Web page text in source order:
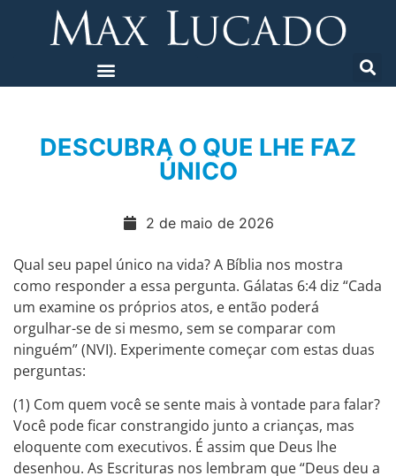
DESCUBRA O QUE LHE FAZ
ÚNICO
2 de maio de 2026
Qual seu papel único na vida? A Bíblia nos mostra
como responder a essa pergunta. Gálatas 6:4 diz “Cada
um examine os próprios atos, e então poderá
orgulhar-se de si mesmo, sem se comparar com
ninguém” (NVI). Experimente começar com estas duas
perguntas:
(1) Com quem você se sente mais à vontade para falar?
Você pode ficar constrangido junto a crianças, mas
eloquente com executivos. É assim que Deus lhe
desenhou. As Escrituras nos lembram que “Deus deu a